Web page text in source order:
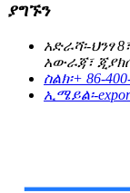
ያግኙን
አድራሻ፡-ህንፃ
አውራጃ፣
ስልክ፡+ 86-
ኢሜይል፡-